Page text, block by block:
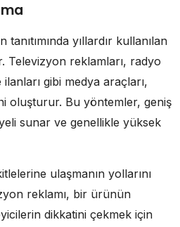
yıllardır kullanılan
Televizyon reklamları, radyo
gibi medya araçları,
oluşturur. Bu yöntemler, geniş
sunar ve genellikle yüksek
ulaşmanın yollarını
reklamı, bir ürünün
dikkatini çekmek için